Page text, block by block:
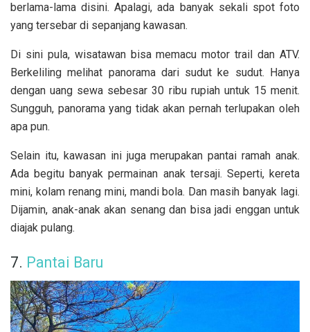
berlama-lama disini. Apalagi, ada banyak sekali spot foto
yang tersebar di sepanjang kawasan.
Di sini pula, wisatawan bisa memacu motor trail dan ATV.
Berkeliling melihat panorama dari sudut ke sudut. Hanya
dengan uang sewa sebesar 30 ribu rupiah untuk 15 menit.
Sungguh, panorama yang tidak akan pernah terlupakan oleh
apa pun.
Selain itu, kawasan ini juga merupakan pantai ramah anak.
Ada begitu banyak permainan anak tersaji. Seperti, kereta
mini, kolam renang mini, mandi bola. Dan masih banyak lagi.
Dijamin, anak-anak akan senang dan bisa jadi enggan untuk
diajak pulang.
7. Pantai Baru